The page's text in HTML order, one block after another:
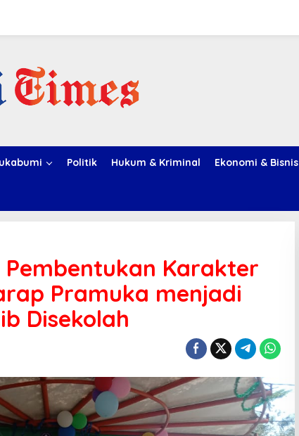
Politik Hukum & Kriminal Ekonomi & Bisnis
Pembentukan Karakter
Pramuka menjadi
Disekolah